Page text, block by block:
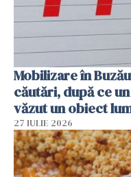
Mobilizare în
căutări, după ce
văzut un obiect
27 IULIE 2026